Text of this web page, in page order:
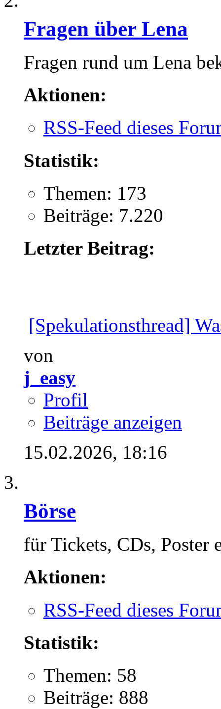
Fragen über Lena
Fragen rund um Lena
Aktionen:
RSS-Feed dieses
Statistik:
Themen: 173
Beiträge: 7.220
Letzter Beitrag:
[Spekulationsthread]
von
j_easy
Profil
Beiträge anzeigen
15.02.2026, 18:16
Börse
für Tickets, CDs, Poster
Aktionen:
RSS-Feed dieses
Statistik:
Themen: 58
Beiträge: 888